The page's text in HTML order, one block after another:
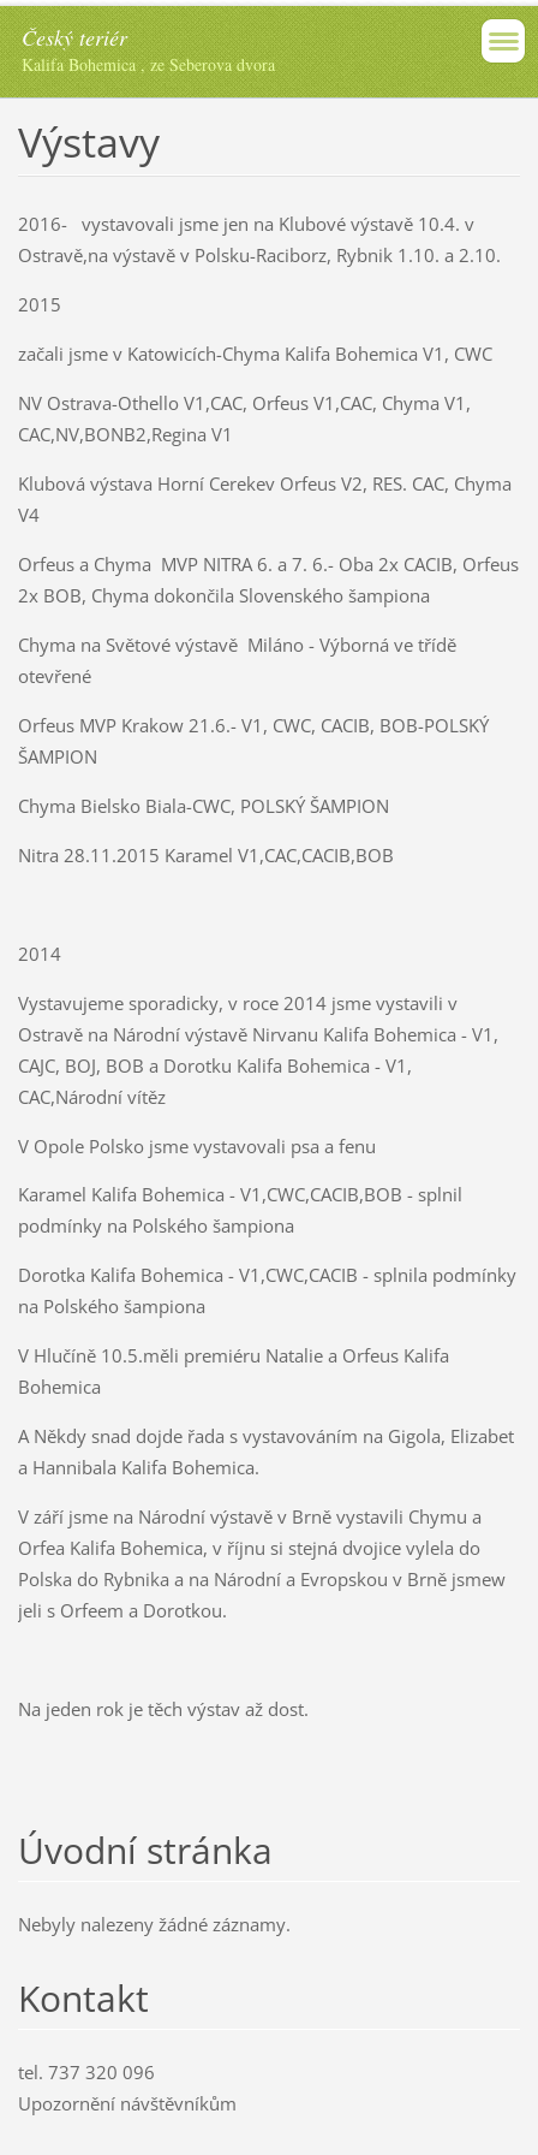
Český teriér
Kalifa Bohemica , ze Seberova dvora
Výstavy
2016- vystavovali jsme jen na Klubové výstavě 10.4. v
Ostravě,na výstavě v Polsku-Raciborz, Rybnik 1.10. a 2.10.
2015
začali jsme v Katowicích-Chyma Kalifa Bohemica V1, CWC
NV Ostrava-Othello V1,CAC, Orfeus V1,CAC, Chyma V1,
CAC,NV,BONB2,Regina V1
Klubová výstava Horní Cerekev Orfeus V2, RES. CAC, Chyma
V4
Orfeus a Chyma MVP NITRA 6. a 7. 6.- Oba 2x CACIB, Orfeus
2x BOB, Chyma dokončila Slovenského šampiona
Chyma na Světové výstavě Miláno - Výborná ve třídě
otevřené
Orfeus MVP Krakow 21.6.- V1, CWC, CACIB, BOB-POLSKÝ
ŠAMPION
Chyma Bielsko Biala-CWC, POLSKÝ ŠAMPION
Nitra 28.11.2015 Karamel V1,CAC,CACIB,BOB
2014
Vystavujeme sporadicky, v roce 2014 jsme vystavili v
Ostravě na Národní výstavě Nirvanu Kalifa Bohemica - V1,
CAJC, BOJ, BOB a Dorotku Kalifa Bohemica - V1,
CAC,Národní vítěz
V Opole Polsko jsme vystavovali psa a fenu
Karamel Kalifa Bohemica - V1,CWC,CACIB,BOB - splnil
podmínky na Polského šampiona
Dorotka Kalifa Bohemica - V1,CWC,CACIB - splnila podmínky
na Polského šampiona
V Hlučíně 10.5.měli premiéru Natalie a Orfeus Kalifa
Bohemica
A Někdy snad dojde řada s vystavováním na Gigola, Elizabet
a Hannibala Kalifa Bohemica.
V září jsme na Národní výstavě v Brně vystavili Chymu a
Orfea Kalifa Bohemica, v říjnu si stejná dvojice vylela do
Polska do Rybnika a na Národní a Evropskou v Brně jsmew
jeli s Orfeem a Dorotkou.
Na jeden rok je těch výstav až dost.
Úvodní stránka
Nebyly nalezeny žádné záznamy.
Kontakt
tel. 737 320 096
Upozornění návštěvníkům